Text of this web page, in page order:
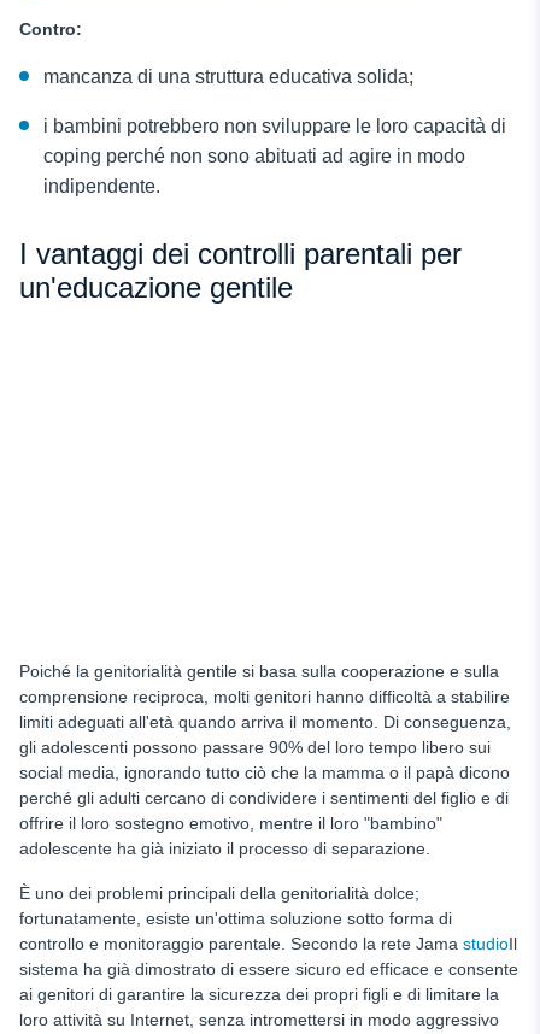
Contro:
mancanza di una struttura educativa solida;
i bambini potrebbero non sviluppare le loro capacità di
coping perché non sono abituati ad agire in modo
indipendente.
I vantaggi dei controlli parentali per
un'educazione gentile
Poiché la genitorialità gentile si basa sulla cooperazione e sulla
comprensione reciproca, molti genitori hanno difficoltà a stabilire
limiti adeguati all'età quando arriva il momento. Di conseguenza,
gli adolescenti possono passare 90% del loro tempo libero sui
social media, ignorando tutto ciò che la mamma o il papà dicono
perché gli adulti cercano di condividere i sentimenti del figlio e di
offrire il loro sostegno emotivo, mentre il loro "bambino"
adolescente ha già iniziato il processo di separazione.
È uno dei problemi principali della genitorialità dolce;
fortunatamente, esiste un'ottima soluzione sotto forma di
controllo e monitoraggio parentale. Secondo la rete Jama studioIl
sistema ha già dimostrato di essere sicuro ed efficace e consente
ai genitori di garantire la sicurezza dei propri figli e di limitare la
loro attività su Internet, senza intromettersi in modo aggressivo